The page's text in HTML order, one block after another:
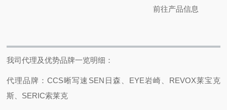
前往产品信息
我司代理及优势品牌一览明细：
代理品牌：CCS晰写速 SEN日森、EYE岩崎、REVOX莱宝克
斯、SERIC索莱克